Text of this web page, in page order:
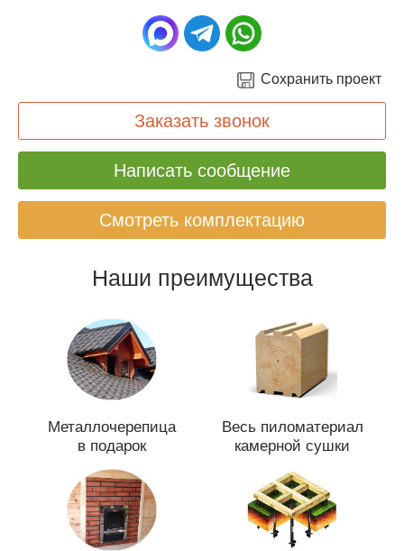
Сохранить проект
Заказать звонок
Написать сообщение
Смотреть комплектацию
Наши преимущества
Металлочерепица
в подарок
Весь пиломатериал
камерной сушки